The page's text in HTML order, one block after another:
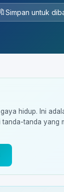
🔖Simpan untuk
hidup. Ini
tanda yang